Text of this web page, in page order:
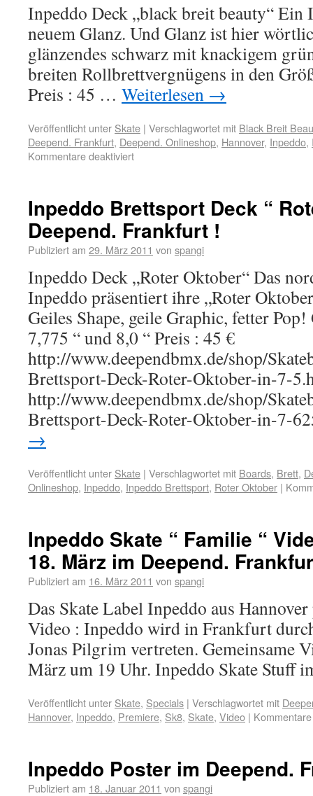
Inpeddo Deck „black breit beauty“
neuem Glanz. Und Glanz ist hier
glänzendes schwarz mit knackigem
breiten Rollbrettvergnügens in den
Preis : 45 … Weiterlesen →
Veröffentlicht unter Skate | Verschlagwortet mit Black Breit
Deepend. Frankfurt, Deepend. Onlineshop, Hannover, Inpeddo,
Kommentare deaktiviert
Inpeddo Brettsport Deck “
Deepend. Frankfurt !
Publiziert am 29. März 2011 von spangi
Inpeddo Deck „Roter Oktober“ Das
Inpeddo präsentiert ihre „Roter
Geiles Shape, geile Graphic, fetter
7,775 “ und 8,0 “ Preis : 45 €
http://www.deependbmx.de/shop/
Brettsport-Deck-Roter-Oktober-in-7-
http://www.deependbmx.de/shop/
Brettsport-Deck-Roter-Oktober-in-7-
→
Veröffentlicht unter Skate | Verschlagwortet mit Boards, Brett,
Onlineshop, Inpeddo, Inpeddo Brettsport, Roter Oktober |
Inpeddo Skate “ Familie “
18. März im Deepend.
Publiziert am 16. März 2011 von spangi
Das Skate Label Inpeddo aus
Video : Inpeddo wird in Frankfurt
Jonas Pilgrim vertreten. Gemeinsame
März um 19 Uhr. Inpeddo Skate Stuff
Veröffentlicht unter Skate, Specials | Verschlagwortet mit
Hannover, Inpeddo, Premiere, Sk8, Skate, Video |
Inpeddo Poster im Deepend.
Publiziert am 18. Januar 2011 von spangi